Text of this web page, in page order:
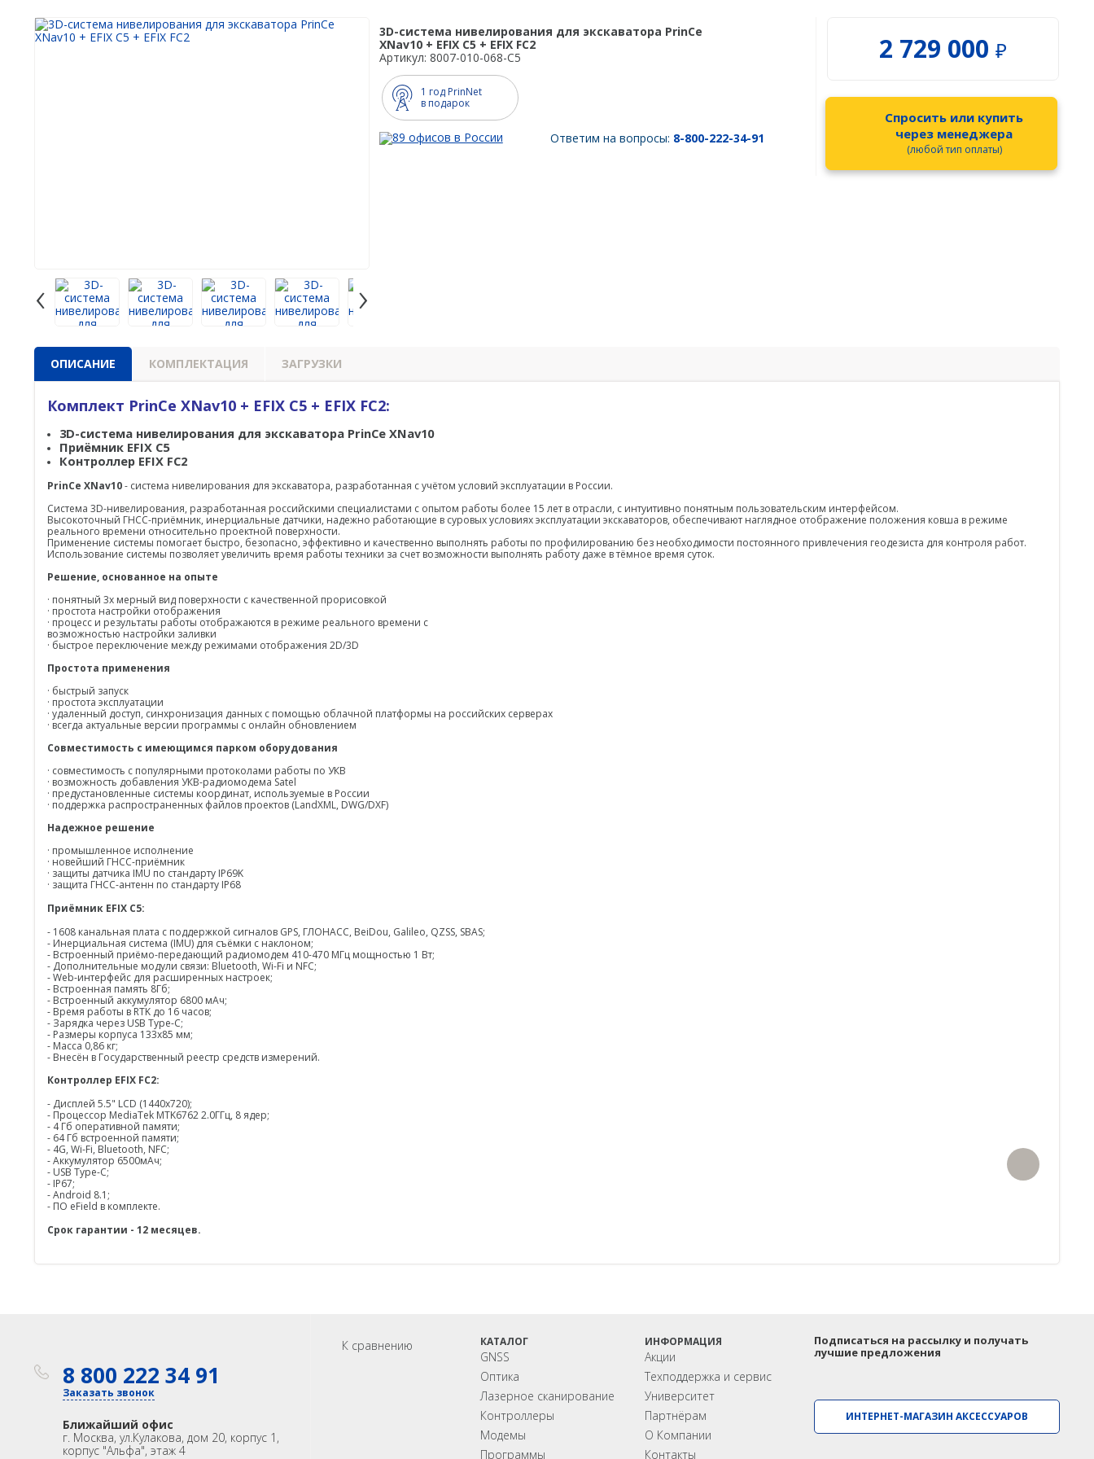
Системы на
экскаваторы
Системы на грейдеры
Системы на бульдозеры
ГНСС-мониторинг
Интерферометрические
радары
Аэрофотокамеры
Датчик качества воды
‹ ›
3D-система нивелирования для экскаватора PrinCe
XNav10 + EFIX C5 + EFIX FC2
Артикул: 8007-010-068-C5
1 год PrinNet
в подарок
89 офисов в России Ответим на вопросы: 8-800-222-34-91
2 729 000 ₽
Спросить или купить
через менеджера
(любой тип оплаты)
ОПИСАНИЕ КОМПЛЕКТАЦИЯ ЗАГРУЗКИ
Комплект PrinCe XNav10 + EFIX C5 + EFIX FC2:
3D-система нивелирования для экскаватора PrinCe XNav10
Приёмник EFIX C5
Контроллер EFIX FC2
PrinCe XNav10- система нивелирования для экскаватора, разработанная с учётом условий эксплуатации в России.
Система 3D-нивелирования, разработанная российскими специалистами с опытом работы более 15 лет в отрасли, с интуитивно понятным пользовательским интерфейсом.
Высокоточный ГНСС-приёмник, инерциальные датчики, надежно работающие в суровых условиях эксплуатации экскаваторов, обеспечивают наглядное отображение положения ковша в режиме
реального времени относительно проектной поверхности.
Применение системы помогает быстро, безопасно, эффективно и качественно выполнять работы по профилированию без необходимости постоянного привлечения геодезиста для контроля работ.
Использование системы позволяет увеличить время работы техники за счет возможности выполнять работу даже в тёмное время суток.
Решение, основанное на опыте
· понятный 3х мерный вид поверхности с качественной прорисовкой
· простота настройки отображения
· процесс и результаты работы отображаются в режиме реального времени с
возможностью настройки заливки
· быстрое переключение между режимами отображения 2D/3D
Простота применения
· быстрый запуск
· простота эксплуатации
· удаленный доступ, синхронизация данных с помощью облачной платформы на российских серверах
· всегда актуальные версии программы с онлайн обновлением
Совместимость с имеющимся парком оборудования
· совместимость с популярными протоколами работы по УКВ
· возможность добавления УКВ-радиомодема Satel
· предустановленные системы координат, используемые в России
· поддержка распространенных файлов проектов (LandXML, DWG/DXF)
Надежное решение
· промышленное исполнение
· новейший ГНСС-приёмник
· защиты датчика IMU по стандарту IP69K
· защита ГНСС-антенн по стандарту IP68
Приёмник EFIX C5:
- 1608 канальная плата с поддержкой сигналов GPS, ГЛОНАСС, BeiDou, Galileo, QZSS, SBAS;
- Инерциальная система (IMU) для съёмки с наклоном;
- Встроенный приёмо-передающий радиомодем 410-470 МГц мощностью 1 Вт;
- Дополнительные модули связи: Bluetooth, Wi-Fi и NFC;
- Web-интерфейс для расширенных настроек;
- Встроенная память 8Гб;
- Встроенный аккумулятор 6800 мАч;
- Время работы в RTK до 16 часов;
- Зарядка через USB Type-C;
- Размеры корпуса 133х85 мм;
- Масса 0,86 кг;
- Внесён в Государственный реестр средств измерений.
Контроллер EFIX FC2:
- Дисплей 5.5" LCD (1440х720);
- Процессор MediaTek MTK6762 2.0ГГц, 8 ядер;
- 4 Гб оперативной памяти;
- 64 Гб встроенной памяти;
- 4G, Wi-Fi, Bluetooth, NFC;
- Аккумулятор 6500мАч;
- USB Type-C;
- IP67;
- Android 8.1;
- ПО eField в комплекте.
Срок гарантии - 12 месяцев.
8 800 222 34 91
Заказать звонок
Ближайший офис
г. Москва, ул.Кулакова, дом 20, корпус 1,
корпус "Альфа", этаж 4
К сравнению КАТАЛОГ
GNSS
Оптика
Лазерное сканирование
Контроллеры
Модемы
Программы
ИНФОРМАЦИЯ
Акции
Техподдержка и сервис
Университет
Партнёрам
О Компании
Контакты
Подписаться на рассылку и получать
лучшие предложения
ИНТЕРНЕТ-МАГАЗИН АКСЕССУАРОВ